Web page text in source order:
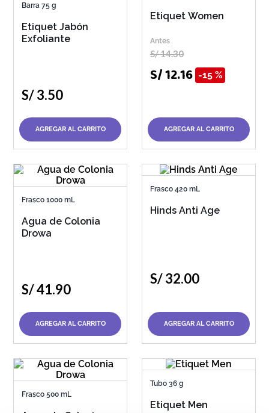
Barra 75 g
Etiquet Jabón
Exfoliante
S/3.50
AGREGAR AL CARRITO
Etiquet Women
S/14.30
S/12.16 15 %
AGREGAR AL CARRITO
Frasco 1000 mL
Agua de Colonia
Drowa
S/41.90
AGREGAR AL CARRITO
Frasco 420 mL
Hinds Anti Age
S/32.00
AGREGAR AL CARRITO
Frasco 500 mL
Tubo 36 g
Etiquet Men